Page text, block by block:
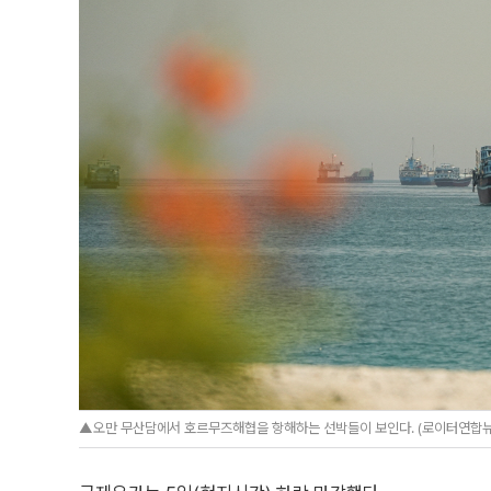
▲오만 무산담에서 호르무즈해협을 항해하는 선박들이 보인다. (로이터연합